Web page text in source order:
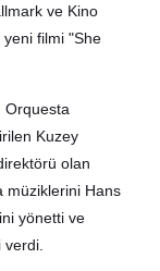
ve Kino
yeni filmi "She
Orquesta
Kuzey
olan
müziklerini Hans
yönetti ve